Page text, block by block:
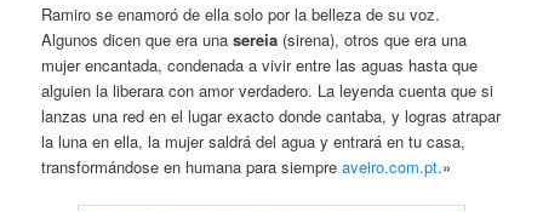
Ramiro se enamoró de ella solo por la belleza de su voz.
Algunos dicen que era unasereia (sirena), otros que era una
mujer encantada, condenada a vivir entre las aguas hasta que
alguien la liberara con amor verdadero. La leyenda cuenta que si
lanzas una red en el lugar exacto donde cantaba, y logras atrapar
la luna en ella, la mujer saldrá del agua y entrará en tu casa,
transformándose en humana para siempreaveiro.com.pt.»